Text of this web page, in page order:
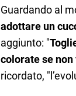
Guardando al
adottare un
aggiunto: "
coloratese
ricordato,